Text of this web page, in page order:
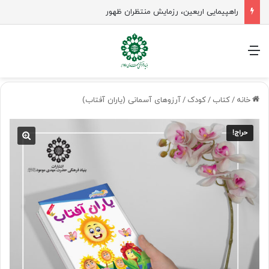
راهپیمایی اربعین، رزمایش منتظران ظهور
منو
خانه /کتاب /کودک /آرزوهای آسمانی (یاران آفتاب)
حراج!